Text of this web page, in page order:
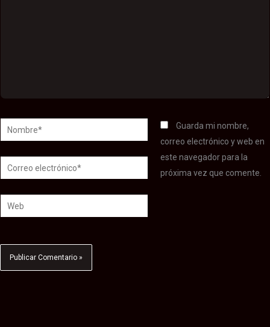
Nombre*
Correo
electrónico*
Web
Guarda mi nombre,
correo electrónico y web en
este navegador para la
próxima vez que comente.